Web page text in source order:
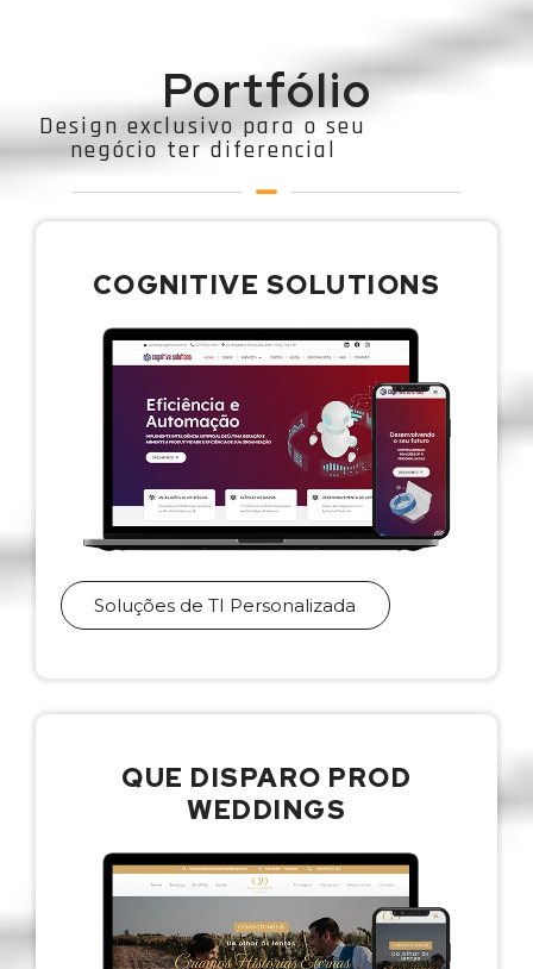
Portfólio
Design exclusivo para o seu
negócio ter diferencial
COGNITIVE SOLUTIONS
Soluções de TI Personalizada
QUE DISPARO PROD
WEDDINGS